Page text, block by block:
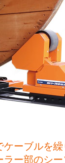
ケーブルを
ラー部のシ